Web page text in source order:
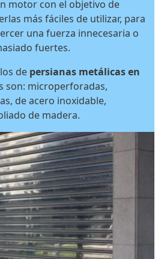
motor con el objetivo de
más fáciles de utilizar, para
una fuerza innecesaria o
fuertes.
de persianas metálicas en
son: microperforadas,
de acero inoxidable,
de madera.